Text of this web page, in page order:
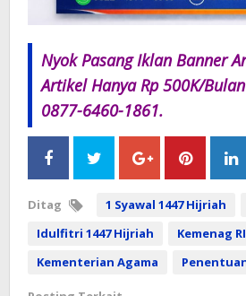
Nyok Pasang Iklan Banner
Artikel Hanya Rp 500K/
0877-6460-1861.
Ditag 1 Syawal 1447 Hijriah
Idulfitri 1447 Hijriah
Kemenag RI
Kementerian Agama